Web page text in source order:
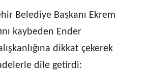
Belediye Başkanı Ekrem
kaybeden Ender
dikkat çekerek
dile getirdi: